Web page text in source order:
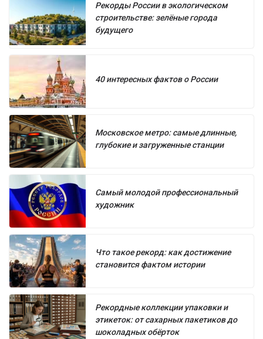
Рекорды России в экологическом
строительстве: зелёные города
будущего
40 интересных фактов о России
Московское метро: самые длинные,
глубокие и загруженные станции
Самый молодой профессиональный
художник
Что такое рекорд: как достижение
становится фактом истории
Рекордные коллекции упаковки и
этикеток: от сахарных пакетиков до
шоколадных обёрток